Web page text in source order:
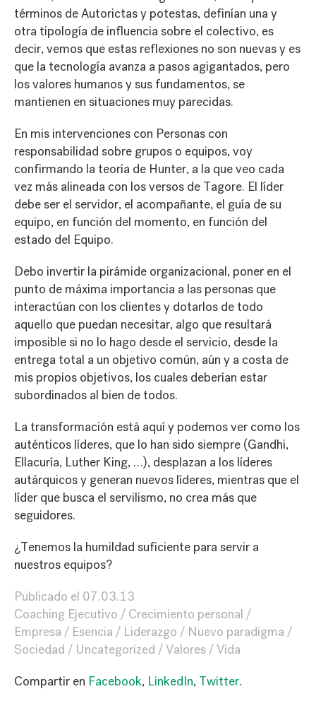
términos de Autorictas y potestas, definían una y
otra tipología de influencia sobre el colectivo, es
decir, vemos que estas reflexiones no son nuevas y es
que la tecnología avanza a pasos agigantados, pero
los valores humanos y sus fundamentos, se
mantienen en situaciones muy parecidas.
En mis intervenciones con Personas con
responsabilidad sobre grupos o equipos, voy
confirmando la teoría de Hunter, a la que veo cada
vez más alineada con los versos de Tagore. El líder
debe ser el servidor, el acompañante, el guía de su
equipo, en función del momento, en función del
estado del Equipo.
Debo invertir la pirámide organizacional, poner en el
punto de máxima importancia a las personas que
interactúan con los clientes y dotarlos de todo
aquello que puedan necesitar, algo que resultará
imposible si no lo hago desde el servicio, desde la
entrega total a un objetivo común, aún y a costa de
mis propios objetivos, los cuales deberían estar
subordinados al bien de todos.
La transformación está aquí y podemos ver como los
auténticos líderes, que lo han sido siempre (Gandhi,
Ellacuría, Luther King, …), desplazan a los líderes
autárquicos y generan nuevos líderes, mientras que el
líder que busca el servilismo, no crea más que
seguidores.
¿Tenemos la humildad suficiente para servir a
nuestros equipos?
Publicado el 07.03.13
Coaching Ejecutivo
Crecimiento personal
Empresa
Esencia Liderazgo
Nuevo paradigma
Sociedad
Uncategorized Valores Vida
Compartir en Facebook, LinkedIn, Twitter.